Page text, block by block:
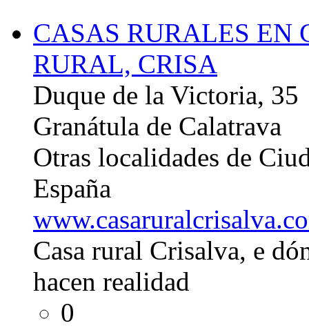
CASAS RURALES EN
RURAL, CRISA
Duque de la Victoria, 35
Granátula de Calatrava
Otras localidades de
España
Casa rural Crisalva, e
hacen realidad
0